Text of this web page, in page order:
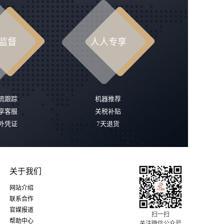
督
跟踪
客服
凭证
人人专享
机器推荐
关税补贴
7天退货
关于我们
网站介绍
联系合作
官媒报道
帮助中心
扫一扫